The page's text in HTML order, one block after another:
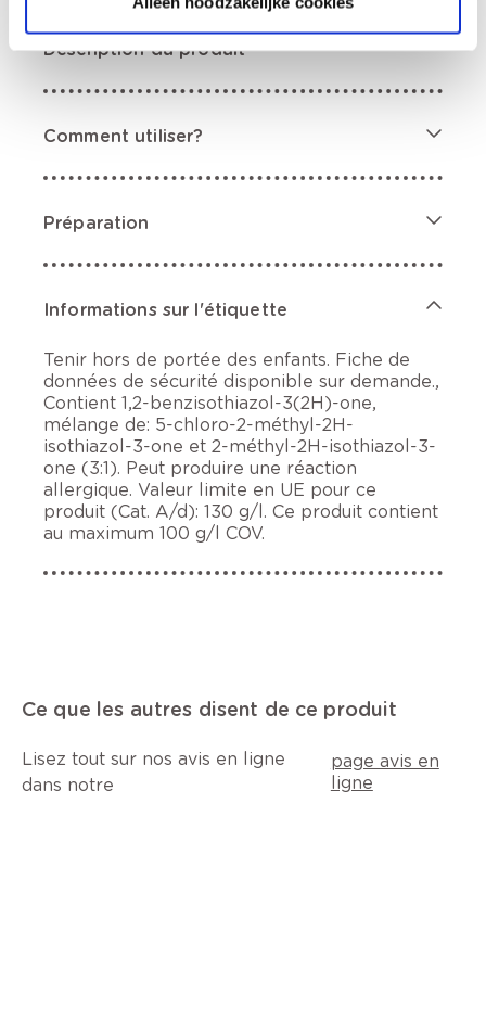
Description du produit
Comment utiliser?
Préparation
Informations sur l'étiquette
Tenir hors de portée des enfants. Fiche de
données de sécurité disponible sur demande.,
Contient 1,2-benzisothiazol-3(2H)-one,
mélange de: 5-chloro-2-méthyl-2H-
isothiazol-3-one et 2-méthyl-2H-isothiazol-3-
one (3:1). Peut produire une réaction
allergique. Valeur limite en UE pour ce
produit (Cat. A/d): 130 g/l. Ce produit contient
au maximum 100 g/l COV.
Ce que les autres disent de ce produit
Lisez tout sur nos avis en ligne
dans notre
page avis en
ligne